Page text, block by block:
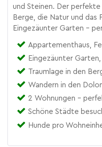
und Steinen. Der
Berge, die Natur und das
Eingezäunter Garten -
Appartementhaus,
Eingezäunter
Traumlage in den
Wandern in den
2 Wohnungen -
Schöne Städte
Hunde pro